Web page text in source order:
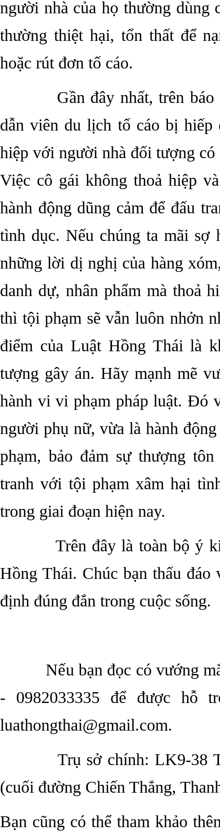
người nhà của họ thường dùng
thường thiệt hại, tổn thất để
hoặc rút đơn tố cáo.
Gần đây nhất, trên báo
dẫn viên du lịch tố cáo bị hiếp
hiệp với người nhà đối tượng
Việc cô gái không thoả hiệp
hành động dũng cảm để đấu
tình dục. Nếu chúng ta mãi
những lời dị nghị của hàng
danh dự, nhân phẩm mà thoả
thì tội phạm sẽ vẫn luôn nhởn
điểm của Luật Hồng Thái là
tượng gây án. Hãy mạnh mẽ
hành vi vi phạm pháp luật. Đó
người phụ nữ, vừa là hành
phạm, bảo đảm sự thượng
tranh với tội phạm xâm hại
trong giai đoạn hiện nay.
Trên đây là toàn bộ ý
Hồng Thái. Chúc bạn thấu
định đúng đắn trong cuộc sống.
Nếu bạn đọc có vướng
- 0982033335 để được hỗ
luathongthai@gmail.com.
Trụ sở chính: LK9-38
(cuối đường Chiến Thắng,
Bạn cũng có thể tham khảo